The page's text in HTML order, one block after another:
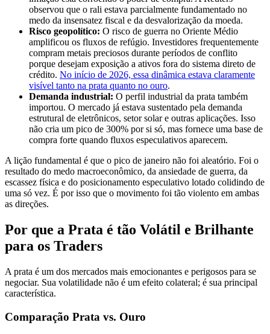
observou que o rali estava parcialmente fundamentado no
medo da insensatez fiscal e da desvalorização da moeda.
Risco geopolítico: O risco de guerra no Oriente Médio
amplificou os fluxos de refúgio. Investidores frequentemente
compram metais preciosos durante períodos de conflito
porque desejam exposição a ativos fora do sistema direto de
crédito. No início de 2026, essa dinâmica estava claramente
visível tanto na prata quanto no ouro.
Demanda industrial: O perfil industrial da prata também
importou. O mercado já estava sustentado pela demanda
estrutural de eletrônicos, setor solar e outras aplicações. Isso
não cria um pico de 300% por si só, mas fornece uma base de
compra forte quando fluxos especulativos aparecem.
A lição fundamental é que o pico de janeiro não foi aleatório. Foi o
resultado do medo macroeconômico, da ansiedade de guerra, da
escassez física e do posicionamento especulativo lotado colidindo de
uma só vez. É por isso que o movimento foi tão violento em ambas
as direções.
Por que a Prata é tão Volátil e Brilhante
para os Traders
A prata é um dos mercados mais emocionantes e perigosos para se
negociar. Sua volatilidade não é um efeito colateral; é sua principal
característica.
Comparação Prata vs. Ouro